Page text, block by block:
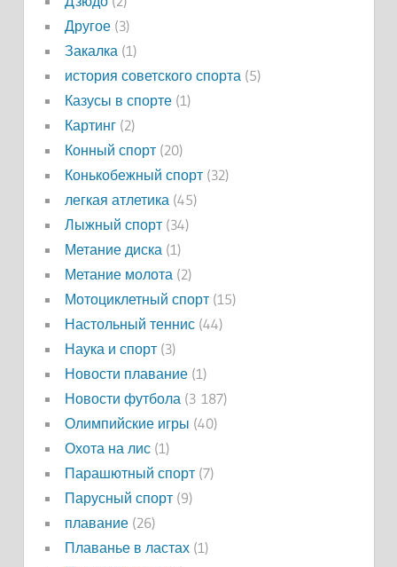
Другое(3)
Закалка(1)
история советского спорта(5)
Казусы в спорте(1)
Картинг(2)
Конный спорт(20)
Конькобежный спорт(32)
легкая атлетика(45)
Лыжный спорт(34)
Метание диска(1)
Метание молота(2)
Мотоциклетный спорт(15)
Настольный теннис(44)
Наука и спорт(3)
Новости плавание(1)
Новости футбола(3 187)
Олимпийские игры (40)
Охота на лис(1)
Парашютный спорт(7)
Парусный спорт(9)
плавание(26)
Плаванье в ластах(1)